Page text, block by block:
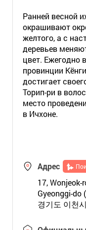
Ранней весной
окрашивают
желтого, а с
деревьев
цвет. Ежегодно
провинции
достигает
Торип-ри в
место
в Ичхоне.
Адрес
17, Wonjeok-
Gyeonggi-do
경기도 이천